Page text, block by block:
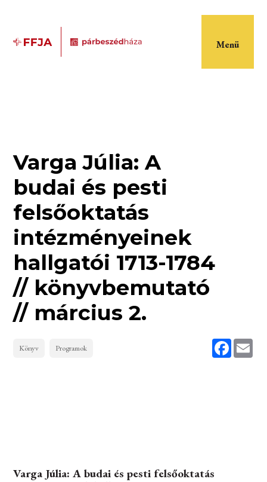
Menü
Varga Júlia: A
budai és pesti
felsőoktatás
intézményeinek
hallgatói 1713-1784
// könyvbemutató
// március 2.
Facebook
Könyv Programok
Varga Júlia: A budai és pesti felsőoktatás